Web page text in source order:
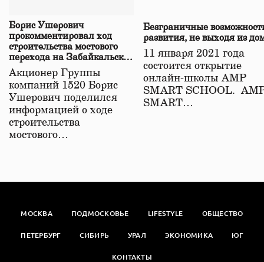
Борис Ушерович
прокомментировал ход
строительства мостового
перехода на Забайкальской
железной дороге
Акционер Группы
компаний 1520 Борис
Ушерович поделился
информацией о ходе
строительства
мостового…
Безграничные
развития, не выходя из
11 января 2021 года
состоится открытие
онлайн-школы АМР
SMART SCHOOL.
SMART…
МОСКВА ПОДМОСКОВЬЕ LIFESTYLE ОБЩЕСТВО
ПЕТЕРБУРГ СИБИРЬ УРАЛ ЭКОНОМИКА ЮГ
КОНТАКТЫ